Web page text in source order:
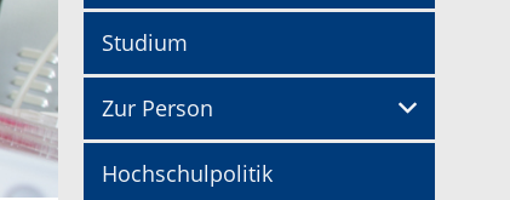
Studium
Zur Person
Hochschulpolitik